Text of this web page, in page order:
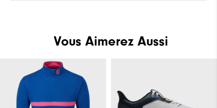
Vous Aimerez Aussi